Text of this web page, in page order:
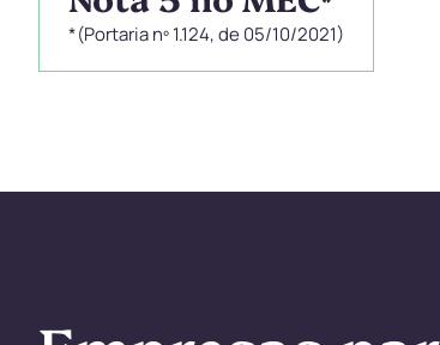
*(Portaria nº 1.124, de 05/10/2021)